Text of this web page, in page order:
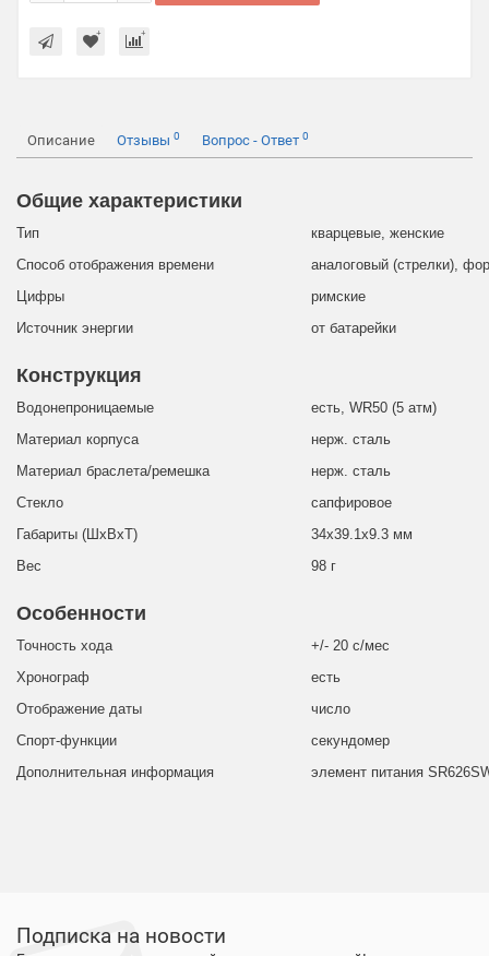
Описание Отзывы 0 Вопрос - Ответ 0
Общие характеристики
Тип
кварцевые, женские
Способ отображения времени
аналоговый (стрелки),
Цифры
римские
Источник энергии
от батарейки
Конструкция
Водонепроницаемые
есть, WR50 (5 атм)
Материал корпуса
нерж. сталь
Материал браслета/ремешка
нерж. сталь
Стекло
сапфировое
Габариты (ШхВхТ)
34x39.1x9.3 мм
Вес
98 г
Особенности
Точность хода
+/- 20 с/мес
Хронограф
есть
Отображение даты
число
Спорт-функции
секундомер
Дополнительная информация
элемент питания
Подписка на новости